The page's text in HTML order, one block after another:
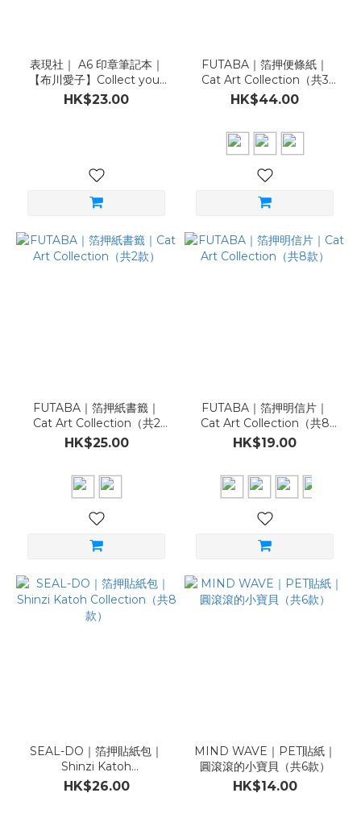
表現社｜ A6 印章筆記本｜
【布川愛子】Collect your
Joy
HK$23.00
FUTABA｜箔押便條紙｜
Cat Art Collection（共3
款）
HK$44.00
FUTABA｜箔押紙書籤｜
Cat Art Collection（共2
款）
HK$25.00
FUTABA｜箔押明信片｜
Cat Art Collection（共8
款）
HK$19.00
SEAL-DO｜箔押貼紙包｜
Shinzi Katoh
Collection（共8款）
HK$26.00
MIND WAVE｜PET貼紙｜
圓滾滾的小寶貝（共6款）
HK$14.00